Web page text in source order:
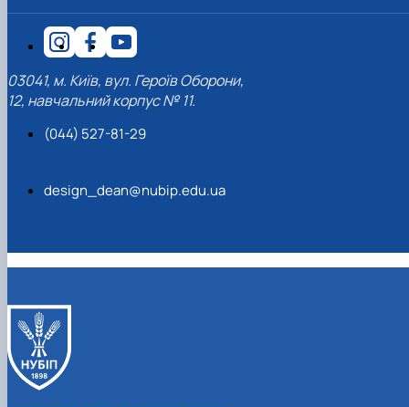
03041, м. Київ, вул. Героїв Оборони,
12, навчальний корпус № 11.
(044) 527-81-29
design_dean@nubip.edu.ua